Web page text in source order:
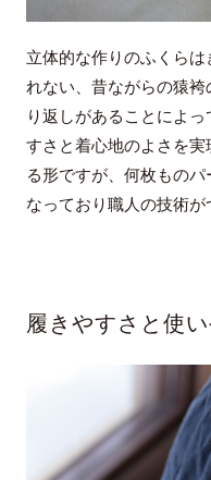
立体的な作りのふくら
れない、昔ながらの猿
り返しがあることによ
すさと着心地のよさを実
る形ですが、何枚もの
なっており職人の技術が
履きやすさと使